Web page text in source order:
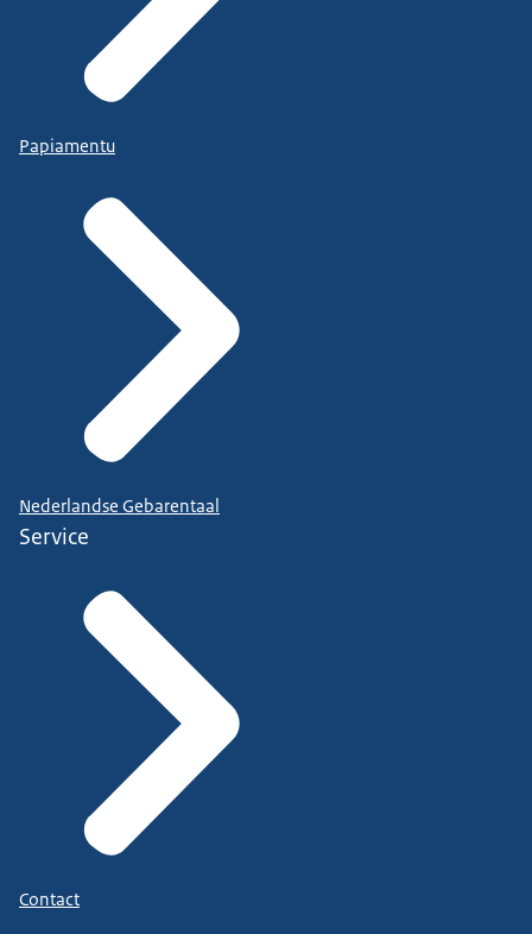
Papiamentu
Nederlandse Gebarentaal
Service
Contact